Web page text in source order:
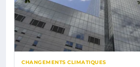
CHANGEMENTS CLIMATIQUES